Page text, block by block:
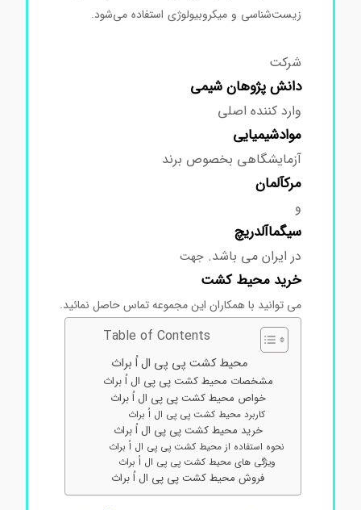
زیست‌شناسی و میکروبیولوژی استفاده می‌شود.محیط
شرکت
دانش پژوهان شیمی
وارد کننده اصلی
موادشیمیایی
آزمایشگاهی بخصوص برند
مرکآلمان
سیگماآلدریچ
در ایران می باشد.جهت
خرید محیط کشت
می توانید با همکاران این مجموعه تماس حاصل نمائید.
Table of Contents
محیط کشت پی پی ال اُ براث
مشخصات محیط کشت پی پی ال اُ براث
خواص محیط کشت پی پی ال اُ براث
کاربرد محیط کشت پی پی ال اُ براث
خرید محیط کشت پی پی ال اُ براث
نحوه استفاده از محیط کشت پی پی ال اُ براث
ویژگی های محیط کشت پی پی ال اُ براث
فروش محیط کشت پی پی ال اُ براث